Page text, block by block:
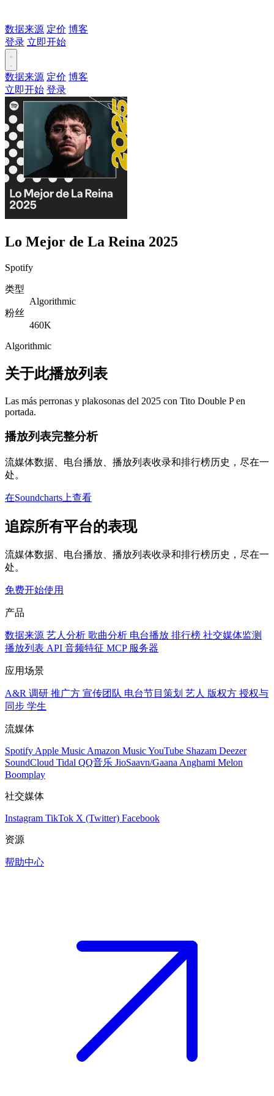
数据来源 定价 博客
登录 立即开始
数据来源 定价 博客
立即开始 登录
Lo Mejor de La Reina 2025
Spotify
类型
Algorithmic
粉丝
460K
Algorithmic
关于此播放列表
Las más perronas y plakosonas del 2025 con Tito Double P en
portada.
播放列表完整分析
流媒体数据、电台播放、播放列表收录和排行榜历史，尽在一
处。
在Soundcharts上查看
追踪所有平台的表现
流媒体数据、电台播放、播放列表收录和排行榜历史，尽在一
处。
免费开始使用
产品
数据来源 艺人分析 歌曲分析 电台播放 排行榜 社交媒体监测
播放列表 API 音频特征 MCP 服务器
应用场景
A&R 调研 推广方 宣传团队 电台节目策划 艺人 版权方 授权与
同步 学生
流媒体
Spotify Apple Music Amazon MusicYouTube Shazam Deezer
SoundCloud Tidal QQ音乐 JioSaavn/Gaana Anghami Melon
Boomplay
社交媒体
Instagram TikTok X (Twitter) Facebook
资源
帮助中心